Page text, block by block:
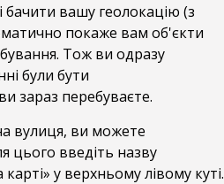
вашу геолокацію (з
покаже вам об'єкти
Тож ви одразу
були бути
зараз перебуваєте.
вулиця, ви можете
цього введіть назву
у верхньому лівому куті.